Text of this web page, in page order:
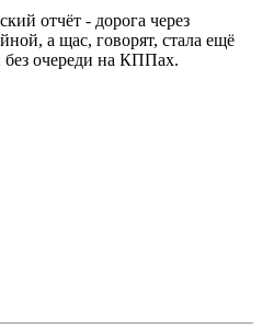
отчёт - дорога через
а щас, говорят, стала ещё
очереди на КППах.